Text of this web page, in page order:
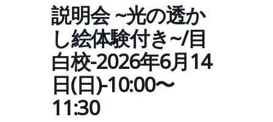
説明会 ~光の透か
し絵体験付き~/目
白校-2026年6月14
日(日)-10:00〜
11:30